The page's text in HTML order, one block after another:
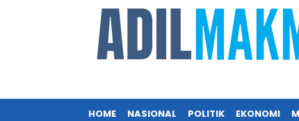
HOME NASIONAL POLITIK EKONOMI